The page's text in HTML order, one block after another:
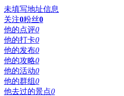
未填写地址信息
关注0粉丝0
他的点评0
他的打卡0
他的发布0
他的攻略0
他的活动0
他的群组0
他去过的景点0